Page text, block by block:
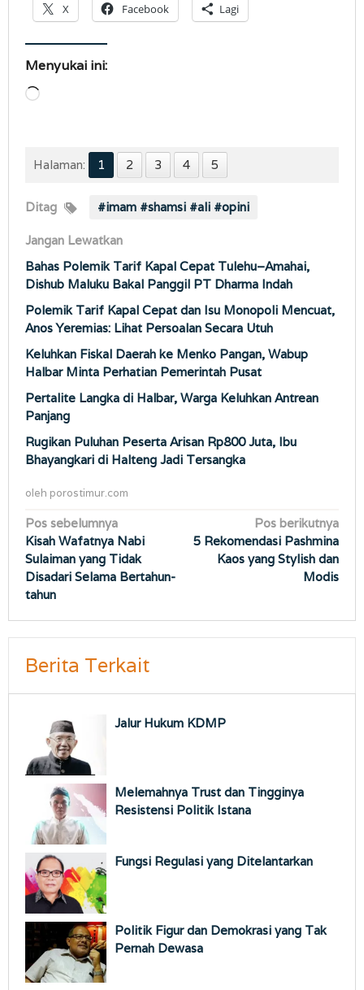
X Facebook Lagi
Menyukai ini:
Memuat...
Halaman: 1 2 3 4 5
Ditag #imam #shamsi #ali #opini
Jangan Lewatkan
Bahas Polemik Tarif Kapal Cepat Tulehu–Amahai,
Dishub Maluku Bakal Panggil PT Dharma Indah
Polemik Tarif Kapal Cepat dan Isu Monopoli Mencuat,
Anos Yeremias: Lihat Persoalan Secara Utuh
Keluhkan Fiskal Daerah ke Menko Pangan, Wabup
Halbar Minta Perhatian Pemerintah Pusat
Pertalite Langka di Halbar, Warga Keluhkan Antrean
Panjang
Rugikan Puluhan Peserta Arisan Rp800 Juta, Ibu
Bhayangkari di Halteng Jadi Tersangka
oleh porostimur.com
Navigasi
pos
Pos sebelumnya
Kisah Wafatnya Nabi
Sulaiman yang Tidak
Disadari Selama Bertahun-
tahun
Pos berikutnya
5 Rekomendasi Pashmina
Kaos yang Stylish dan
Modis
Berita Terkait
Jalur Hukum KDMP
Melemahnya Trust dan Tingginya
Resistensi Politik Istana
Fungsi Regulasi yang Ditelantarkan
Politik Figur dan Demokrasi yang Tak
Pernah Dewasa